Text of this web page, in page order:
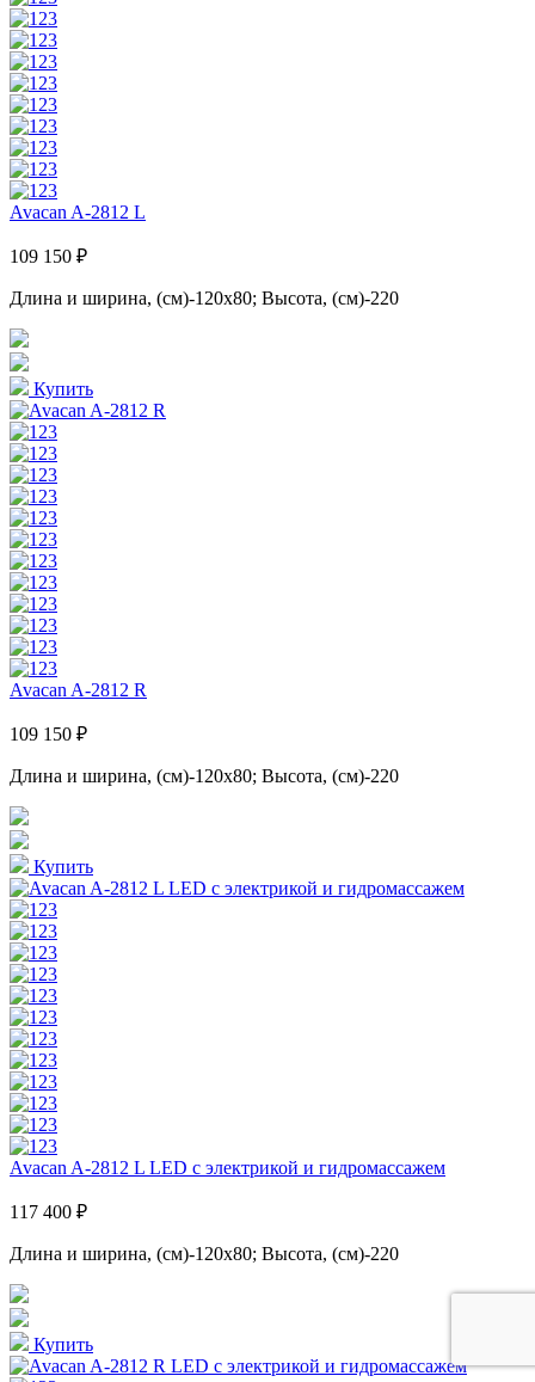
Avacan A-2812 L
109 150 ₽
Длина и ширина, (см)-120x80; Высота, (см)-220
Купить
Avacan A-2812 R
109 150 ₽
Длина и ширина, (см)-120x80; Высота, (см)-220
Купить
Avacan A-2812 L LED с электрикой и гидромассажем
117 400 ₽
Длина и ширина, (см)-120x80; Высота, (см)-220
Купить